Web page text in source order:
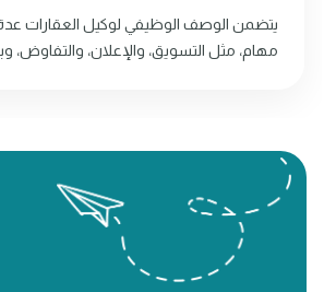
يتضمن الوصف الوظيفي لوكيل العقارات
مهام، مثل التسويق، والإعلان، والتفاوض،